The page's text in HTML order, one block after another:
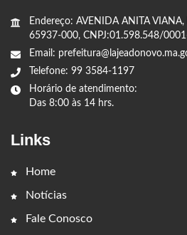
Endereço: AVENIDA ANITA VIANA,
65937-000, CNPJ:01.598.548/
Email:
Telefone: 99 3584-1197
Horário de atendimento:
Das 8:00 às 14 hrs.
Links
Home
Notícias
Fale Conosco